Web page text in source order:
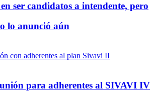
ser candidatos a intendente, pero
lo anunció aún
para adherentes al SIVAVI IV